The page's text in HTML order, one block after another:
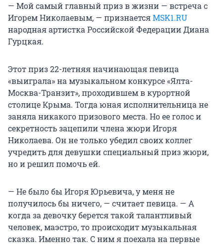
— Мой самый главный приз в жизни — встреча с
Игорем Николаевым, — признаетсяMSK1.RU
народная артистка Российской Федерации Диана
Гурцкая.
Этот приз 22-летняя начинающая певица
«выиграла» на музыкальном конкурсе «Ялта-
Москва-Транзит», проходившем в курортной
столице Крыма. Тогда юная исполнительница не
заняла никакого призового места. Но ее голос и
секретность зацепили члена жюри Игоря
Николаева. Он не только убедил своих коллег
учредить для девушки специальный приз жюри,
но и решил помочь ей.
— Не было бы Игоря Юрьевича, у меня не
получилось бы ничего, — считает певица. — А
когда за девочку берется такой талантливый
человек, маэстро, то происходит музыкальная
сказка. Именно так. С ним я поехала на первые